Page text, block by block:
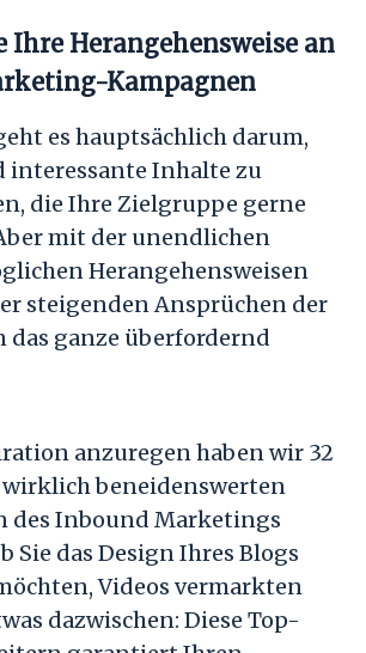
Ihre Herangehensweise an
Kampagnen
es hauptsächlich darum,
interessante Inhalte zu
die Ihre Zielgruppe gerne
mit der unendlichen
Herangehensweisen
steigenden Ansprüchen der
das ganze überfordernd
anzuregen haben wir 32
wirklich beneidenswerten
des Inbound Marketings
Sie das Design Ihres Blogs
Videos vermarkten
dazwischen: Diese Top-